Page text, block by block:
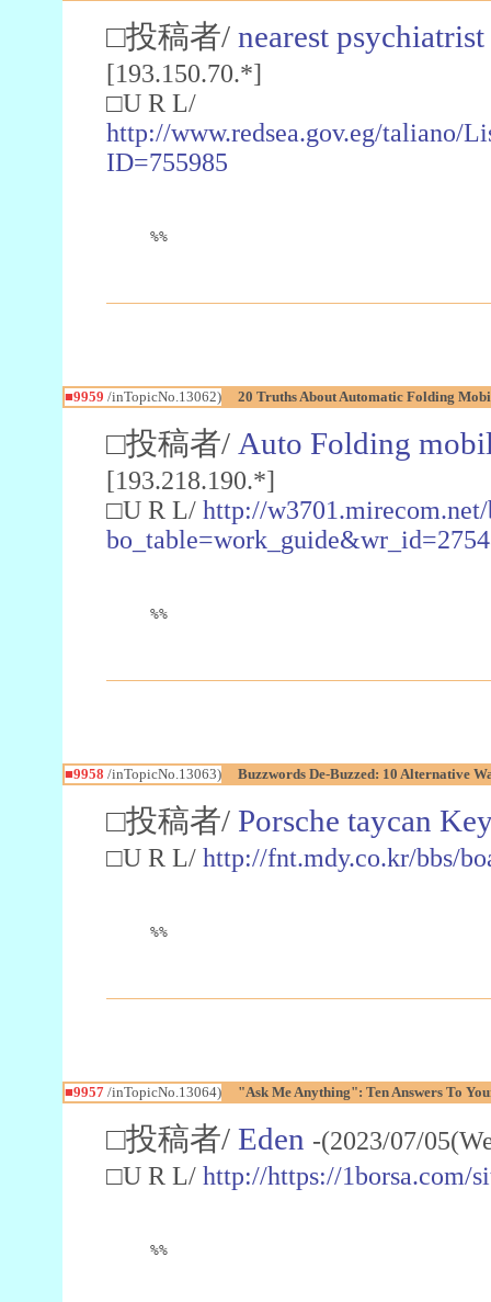
□投稿者/ nearest
[193.150.70.*]
□U R L/
http://www.redsea.gov.eg/taliano/
ID=755985
%%
■9959 /inTopicNo.13062) 20 Truths About Automatic Folding
□投稿者/ Auto Folding
[193.218.190.*]
□U R L/ http://w3701.mirecom.net/
%%
■9958 /inTopicNo.13063) Buzzwords De-Buzzed: 10 Alternative
□投稿者/ Porsche taycan
□U R L/ http://fnt.mdy.co.kr/bbs/
%%
■9957/inTopicNo.13064) "Ask Me Anything": Ten Answers To
□投稿者/ Eden -(2023/07/
□U R L/ http://https://1borsa.com/
%%